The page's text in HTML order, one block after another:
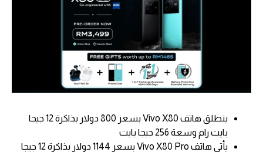
ينطلق هاتف Vivo X80 بسعر 800 دولار بذاكرة 12 جيجا
بايت رام وسعة 256 جيجا بايت
يأتي هاتف Vivo X80 Pro بسعر 1144 دولار بذاكرة 12 جيجا